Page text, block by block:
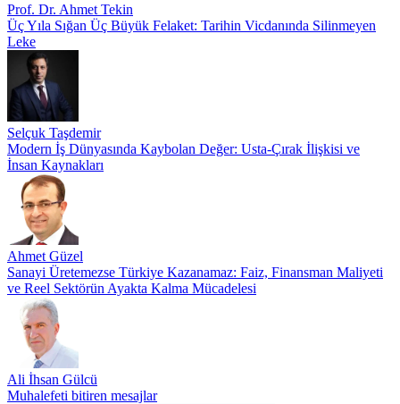
Prof. Dr. Ahmet Tekin
Üç Yıla Sığan Üç Büyük Felaket: Tarihin Vicdanında Silinmeyen
Leke
Selçuk Taşdemir
Modern İş Dünyasında Kaybolan Değer: Usta-Çırak İlişkisi ve
İnsan Kaynakları
Ahmet Güzel
Sanayi Üretemezse Türkiye Kazanamaz: Faiz, Finansman Maliyeti
ve Reel Sektörün Ayakta Kalma Mücadelesi
Ali İhsan Gülcü
Muhalefeti bitiren mesajlar